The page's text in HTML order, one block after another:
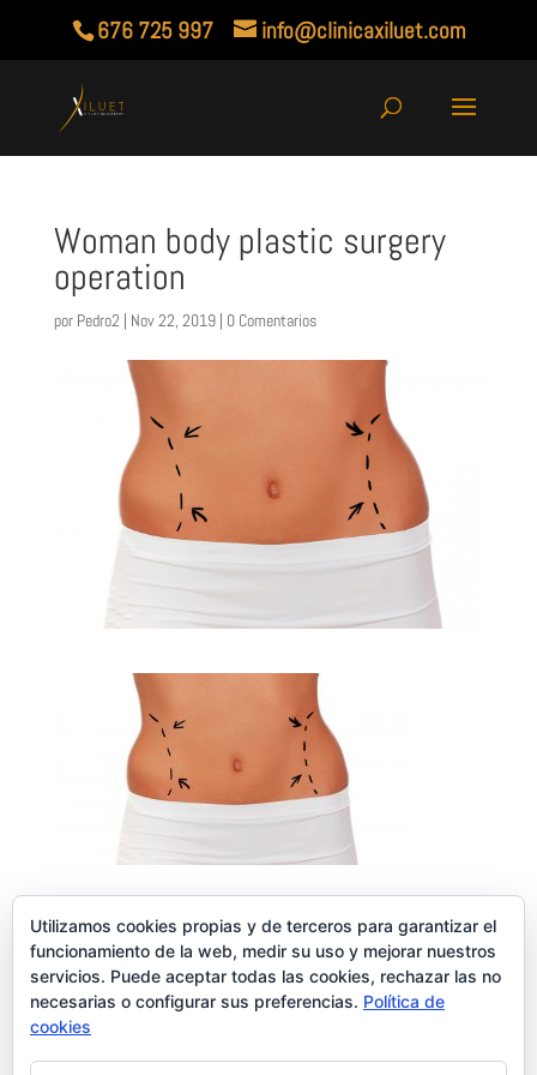
676 725 997 info@clinicaxiluet.com
Woman body plastic surgery
operation
por Pedro2 | Nov 22, 2019| 0 Comentarios
Enviar comentario
Lo siento, debes estar
Utilizamos cookies propias y de terceros para garantizar el
funcionamiento de la web, medir su uso y mejorar nuestros
servicios. Puede aceptar todas las cookies, rechazar las no
necesarias o configurar sus preferencias. Política de
cookies